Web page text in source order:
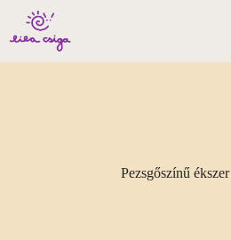
content
Pezsgőszínű ékszer